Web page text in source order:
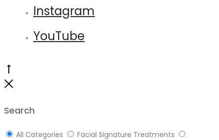
Instagram
YouTube
Search
All Categories
Facial Signature Treatments